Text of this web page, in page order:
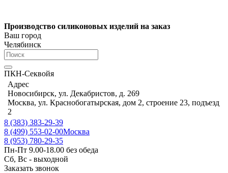
Производство силиконовых изделий на заказ
Ваш город
Челябинск
ПКН-Секвойя
Адрес
Новосибирск, ул. Декабристов, д. 269
Москва, ул. Краснобогатырская, дом 2, строение 23, подъезд
2
8 (383) 383-29-39
8 (499) 553-02-00Москва
8 (953) 780-29-35
Пн-Пт 9.00-18.00 без обеда
Сб, Вс - выходной
Заказать звонок